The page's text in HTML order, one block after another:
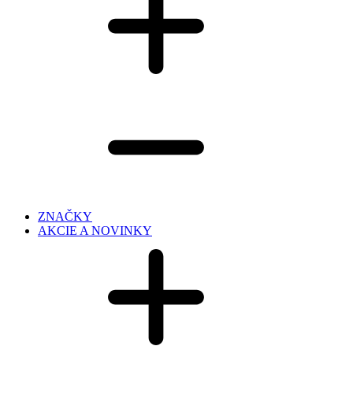
ZNAČKY
AKCIE A NOVINKY